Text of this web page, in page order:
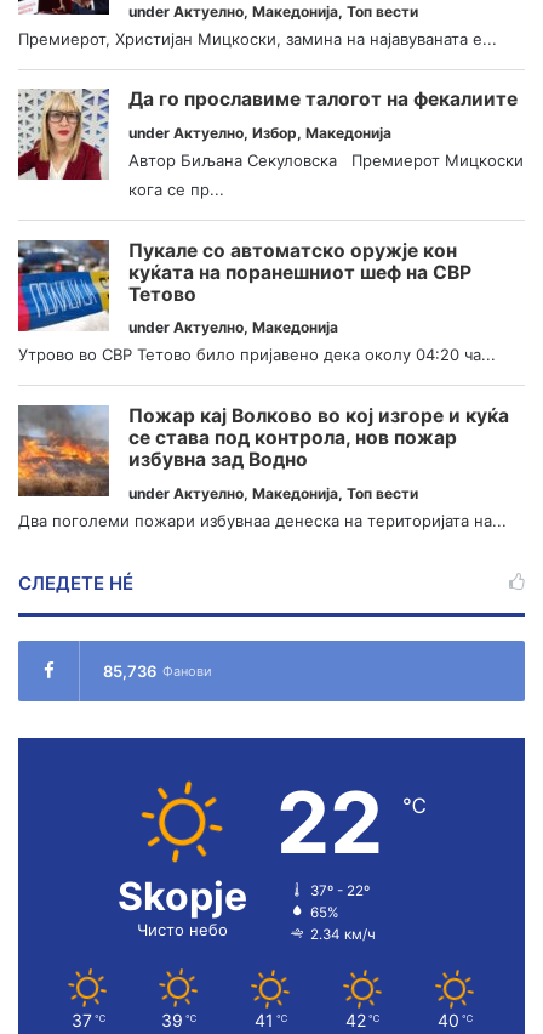
under Актуелно, Македонија, Топ вести
Премиерот, Христијан Мицкоски, замина на најавуваната е...
Да го прославиме талогот на фекалиите
under Актуелно, Избор, Македонија
Автор Биљана Секуловска Премиерот Мицкоски
кога се пр...
Пукале со автоматско оружје кон
куќата на поранешниот шеф на СВР
Тетово
under Актуелно, Македонија
Утрово во СВР Тетово било пријавено дека околу 04:20 ча...
Пожар кај Волково во кој изгоре и куќа
се става под контрола, нов пожар
избувна зад Водно
under Актуелно, Македонија, Топ вести
Два поголеми пожари избувнаа денеска на територијата на...
СЛЕДЕТЕ НÉ
85,736 Фанови
Skopje
Чисто небо
22 ℃
37º - 22º
65%
2.34 км/ч
37 ℃ 39 ℃ 41 ℃ 42 ℃ 40 ℃